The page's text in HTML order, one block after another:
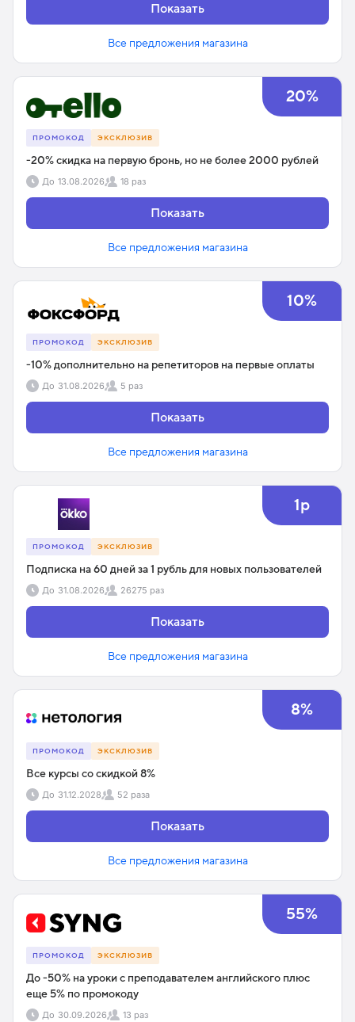
Показать
Все предложения магазина
20%
ПРОМОКОД ЭКСКЛЮЗИВ
-20% скидка на первую бронь, но не более 2000 рублей
До 13.08.2026 18 раз
Показать
Все предложения магазина
10%
ПРОМОКОД ЭКСКЛЮЗИВ
-10% дополнительно на репетиторов на первые оплаты
До 31.08.2026 5 раз
Показать
Все предложения магазина
1р
ПРОМОКОД ЭКСКЛЮЗИВ
Подписка на 60 дней за 1 рубль для новых пользователей
До 31.08.2026 26275 раз
Показать
Все предложения магазина
8%
ПРОМОКОД ЭКСКЛЮЗИВ
Все курсы со скидкой 8%
До 31.12.2028 52 раза
Показать
Все предложения магазина
55%
ПРОМОКОД ЭКСКЛЮЗИВ
До -50% на уроки с преподавателем английского плюс
еще 5% по промокоду
До 30.09.2026 13 раз